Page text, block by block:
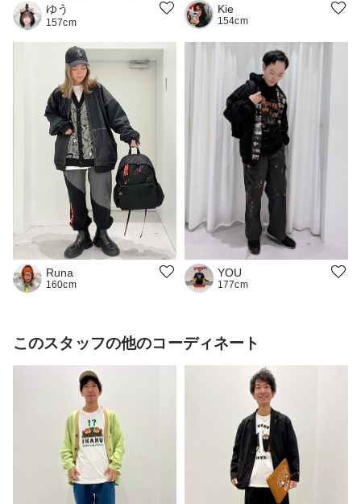
ゆう
157cm
Kie
154cm
Runa
160cm
YOU
177cm
このスタッフの他のコーディネート